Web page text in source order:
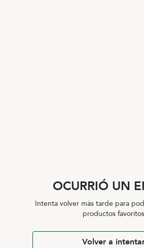
OCURRIÓ UN
Intenta volver más tarde para
productos favoritos
Volver a